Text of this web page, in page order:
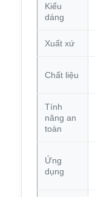
Kiểu
dáng
Xuất xứ
Chất liệu
Tính
năng an
toàn
Ứng
dụng